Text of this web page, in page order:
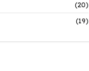
(20)
(19)